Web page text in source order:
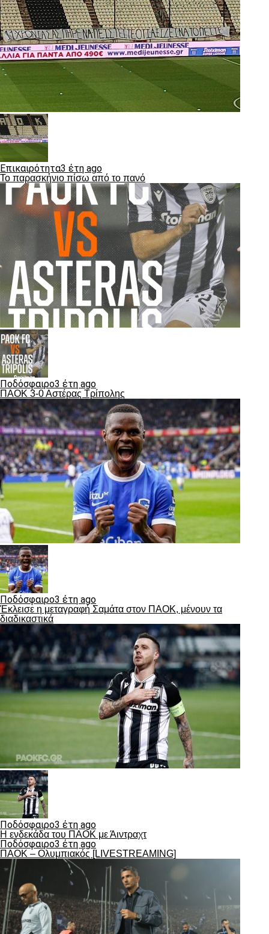
Επικαιρότητα3 έτη ago
Το παρασκήνιο πίσω από το πανό
Ποδόσφαιρο3 έτη ago
ΠΑΟΚ 3-0 Αστέρας Τρίπολης
Ποδόσφαιρο3 έτη ago
Έκλεισε η μεταγραφή Σαμάτα στον ΠΑΟΚ, μένουν τα
διαδικαστικά
Ποδόσφαιρο3 έτη ago
Η ενδεκάδα του ΠΑΟΚ με Άιντραχτ
Ποδόσφαιρο3 έτη ago
ΠΑΟΚ – Ολυμπιακός [LIVESTREAMING]